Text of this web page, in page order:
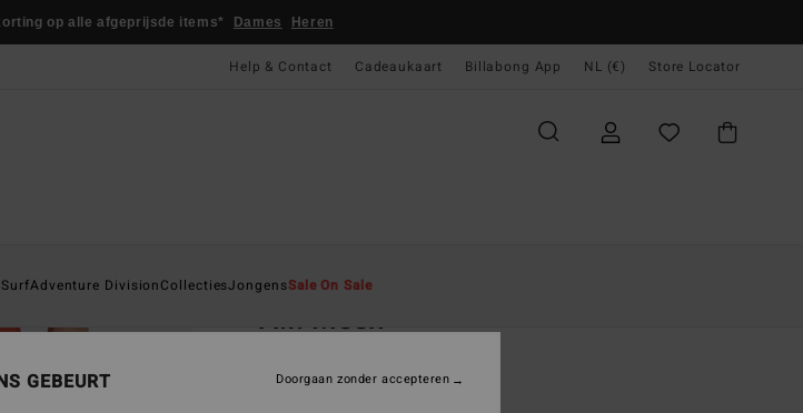
op alle afgeprijsde items* Dames Heren
Help & Contact Cadeaukaart Billabong App NL (€) Store Locator
SurfAdventure DivisionCollectiesJongensSale On Sale
A.I. Mesh
GEBEURT Doorgaan zonder accepteren